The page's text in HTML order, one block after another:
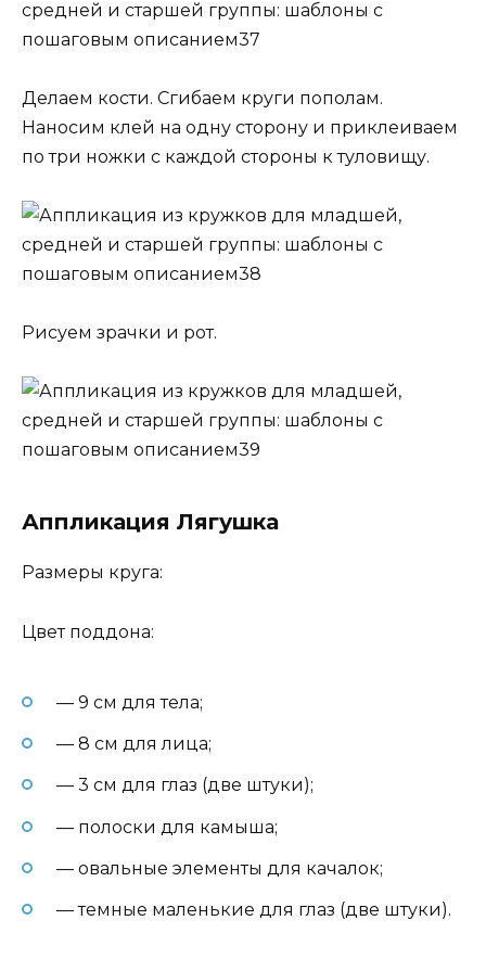
Делаем кости. Сгибаем круги пополам.
Наносим клей на одну сторону и приклеиваем
по три ножки с каждой стороны к туловищу.
Рисуем зрачки и рот.
Аппликация Лягушка
Размеры круга:
Цвет поддона:
— 9 см для тела;
— 8 см для лица;
— 3 см для глаз (две штуки);
— полоски для камыша;
— овальные элементы для качалок;
— темные маленькие для глаз (две штуки).